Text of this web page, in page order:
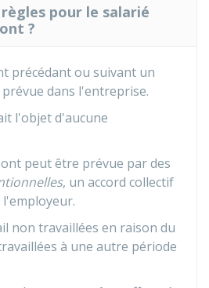
pour le salarié
?
précédant ou suivant un
dans l'entreprise.
l'objet d'aucune
peut être prévue par des
, un accord collectif
non travaillées en raison du
à une autre période